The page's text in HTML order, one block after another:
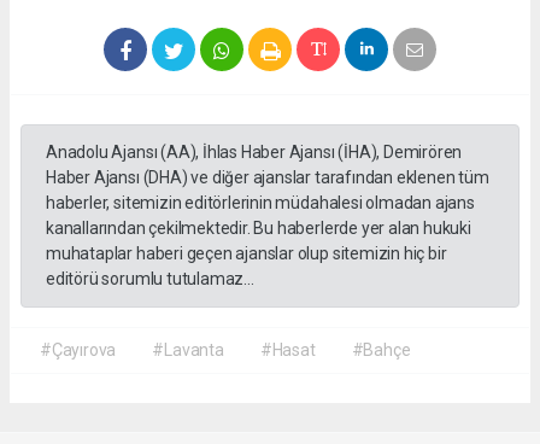
Anadolu Ajansı (AA), İhlas Haber Ajansı (İHA), Demirören
Haber Ajansı (DHA) ve diğer ajanslar tarafından eklenen tüm
haberler, sitemizin editörlerinin müdahalesi olmadan ajans
kanallarından çekilmektedir. Bu haberlerde yer alan hukuki
muhataplar haberi geçen ajanslar olup sitemizin hiç bir
editörü sorumlu tutulamaz...
#Çayırova #Lavanta #Hasat #Bahçe